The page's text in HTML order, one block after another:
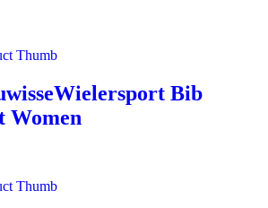
Bib
Women